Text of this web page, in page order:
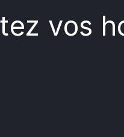
vos